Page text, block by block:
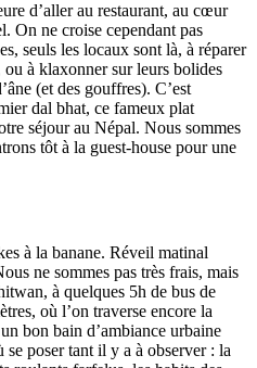
d’aller au restaurant, au cœur
On ne croise cependant pas
seuls les locaux sont là, à réparer
ou à klaxonner sur leurs bolides
(et des gouffres). C’est
dal bhat, ce fameux plat
séjour au Népal. Nous sommes
tôt à la guest-house pour une
à la banane. Réveil matinal
ne sommes pas très frais, mais
à quelques 5h de bus de
où l’on traverse encore la
bon bain d’ambiance urbaine
poser tant il y a à observer : la